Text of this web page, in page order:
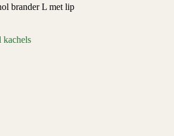
brander L met lip
kachels